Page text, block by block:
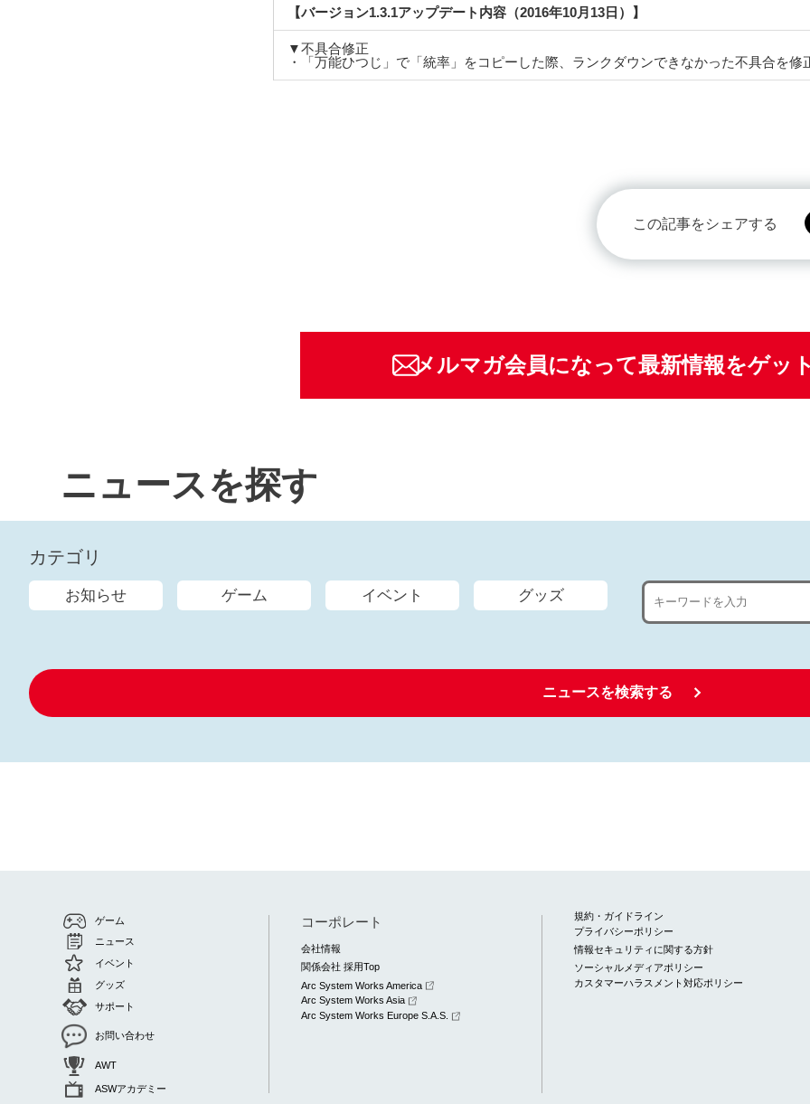
【バージョン1.3.1アップデート内容（2016年10月13日）】
▼不具合修正
・「万能ひつじ」で「統率」をコピーした際、ランクダウンできなかった不具合を修
この記事をシェアする
メルマガ会員になって最新情報をゲッ
ニュースを探す
カテゴリ
お知らせ ゲーム イベント グッズ
ニュースを検索する
ゲーム
ニュース
イベント
グッズ
サポート
お問い合わせ
AWT
ASWアカデミー
コーポレート
会社情報
関係会社 採用Top
Arc System Works America
Arc System Works Asia
Arc System Works Europe S.A.S.
規約・ガイドライン
プライバシーポリシー
情報セキュリティに関する方針
ソーシャルメディアポリシー
カスタマーハラスメント対応ポリシー